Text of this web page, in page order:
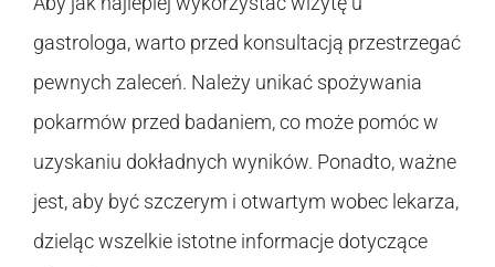
gastrologa, warto przed konsultacją przestrzegać
pewnych zaleceń. Należy unikać spożywania
pokarmów przed badaniem, co może pomóc w
uzyskaniu dokładnych wyników. Ponadto, ważne
jest, aby być szczerym i otwartym wobec lekarza,
dzieląc wszelkie istotne informacje dotyczące